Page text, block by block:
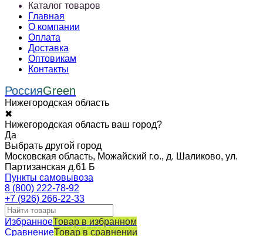
Каталог товаров
Главная
О компании
Оплата
Доставка
Оптовикам
Контакты
РоссияGreen
Нижегородская область
✖
Нижегородская область ваш город?
Да
Выбрать другой город
Московская область, Можайский г.о., д. Шаликово, ул.
Партизанская д.61 Б
Пункты самовывоза
8 (800) 222-78-92
+7 (926) 266-22-33
ИзбранноеТовар в избранном
СравнениеТовар в сравнении